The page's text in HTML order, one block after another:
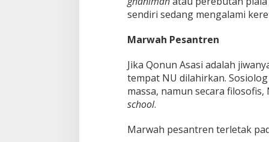
sendiri sedang mengalami
Marwah Pesantren
Jika Qonun Asasi adalah
tempat NU dilahirkan.
massa, namun secara
school.
Marwah pesantren terletak